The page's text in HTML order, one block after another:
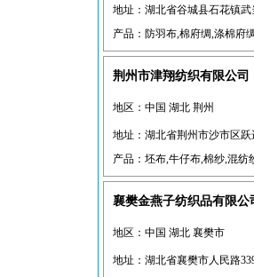
地址：湖北省谷城县石花镇武
产品：防羽布,棉府绸,涤棉府
荆州市津翔纺织有限公司
地区：中国 湖北 荆州
地址：湖北省荆州市沙市区跃
产品：坯布,牛仔布,棉纱,混纺
襄樊金燕子纺织品有限公
地区：中国 湖北 襄樊市
地址：湖北省襄樊市人民路